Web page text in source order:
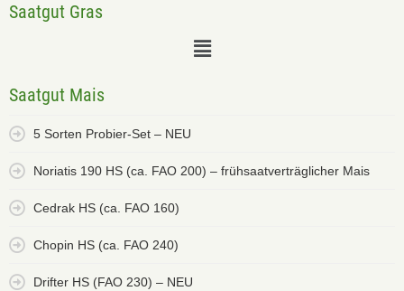
Saatgut Gras
Saatgut Mais
5 Sorten Probier-Set – NEU
Noriatis 190 HS (ca. FAO 200) – frühsaatverträglicher Mais
Cedrak HS (ca. FAO 160)
Chopin HS (ca. FAO 240)
Drifter HS (FAO 230) – NEU